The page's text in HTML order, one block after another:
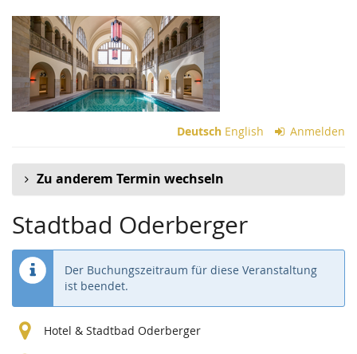
Zum
Haupt-
Inhalt
springen
Deutsch English Anmelden
Zu anderem Termin wechseln
Stadtbad Oderberger
Der Buchungszeitraum für diese Veranstaltung
ist beendet.
Hotel & Stadtbad Oderberger